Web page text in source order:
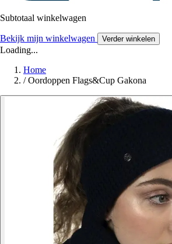
Subtotaal winkelwagen
Bekijk mijn winkelwagen Verder winkelen
Loading...
Home
/ Oordoppen Flags&Cup Gakona